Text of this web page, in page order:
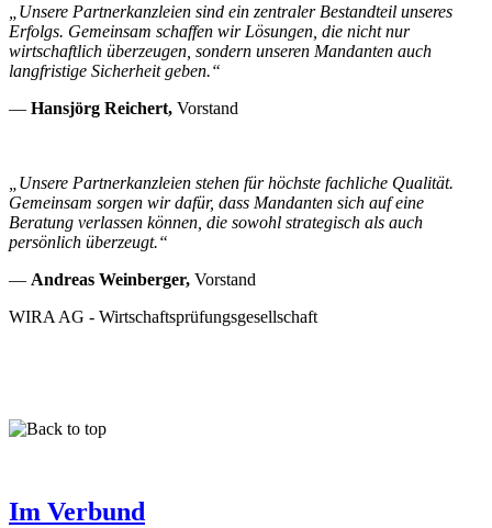
„Unsere Partnerkanzleien sind ein zentraler Bestandteil unseres
Erfolgs. Gemeinsam schaffen wir Lösungen, die nicht nur
wirtschaftlich überzeugen, sondern unseren Mandanten auch
langfristige Sicherheit geben.“
— Hansjörg Reichert, Vorstand
„Unsere Partnerkanzleien stehen für höchste fachliche Qualität.
Gemeinsam sorgen wir dafür, dass Mandanten sich auf eine
Beratung verlassen können, die sowohl strategisch als auch
persönlich überzeugt.“
— Andreas Weinberger, Vorstand
WIRA AG - Wirtschaftsprüfungsgesellschaft
Im Verbund